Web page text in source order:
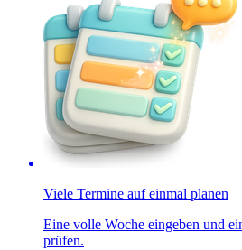
Viele Termine auf einmal planen
Eine volle Woche eingeben und
prüfen.